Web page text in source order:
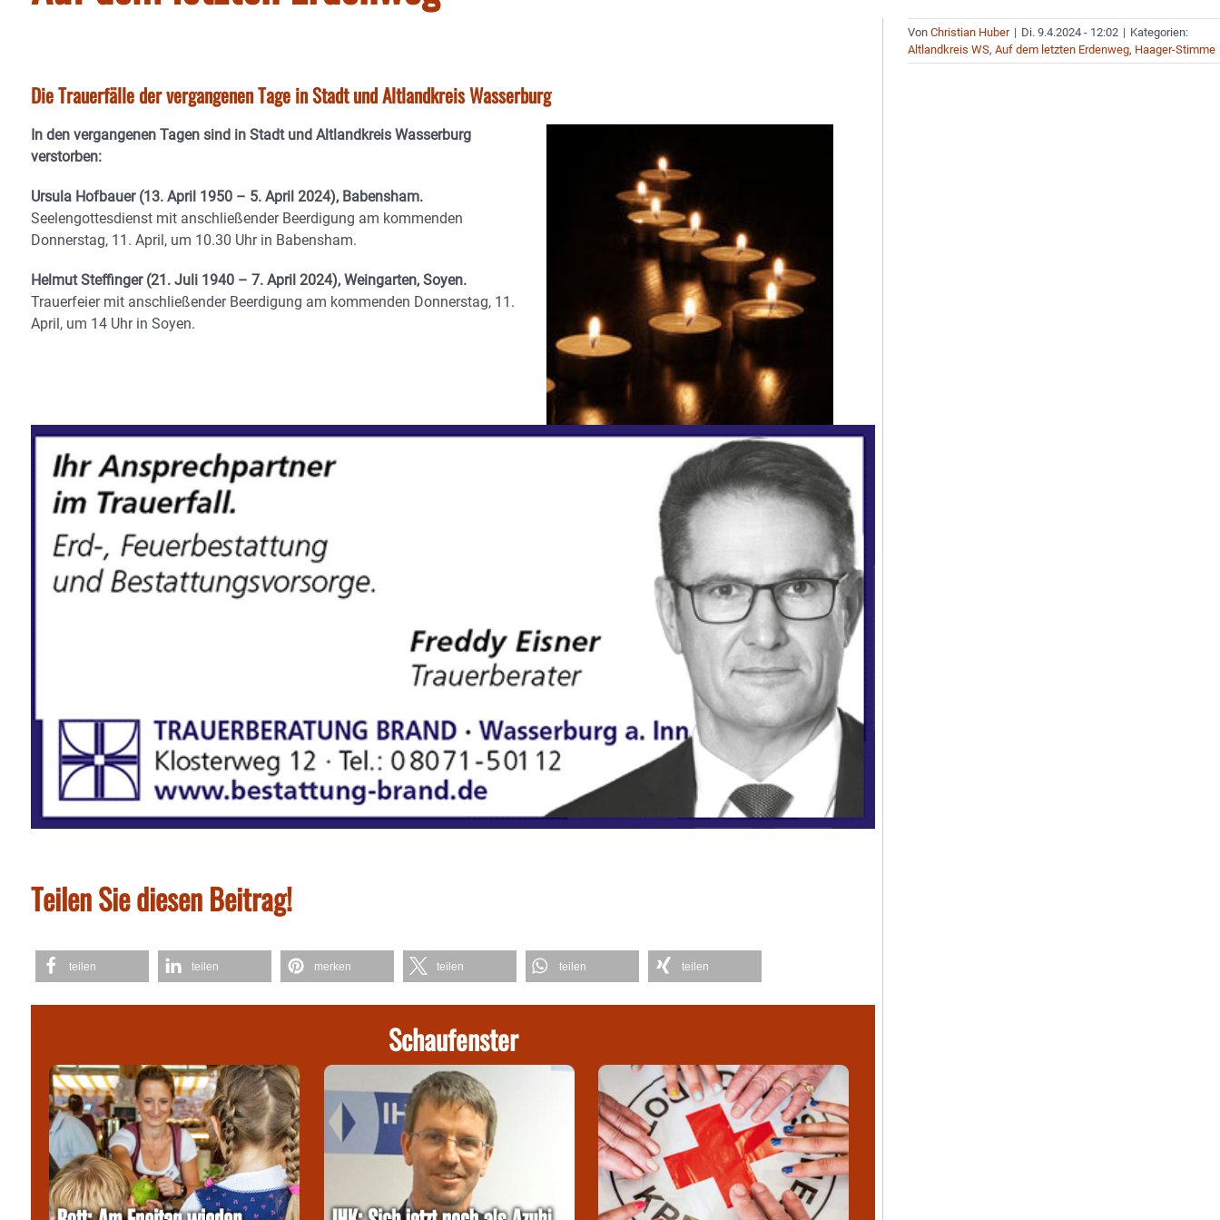
Die Trauerfälle der vergangenen Tage in Stadt und Altlandkreis Wasserburg
In den vergangenen Tagen sind in Stadt und Altlandkreis Wasserburg
verstorben:
Ursula Hofbauer (13. April 1950 – 5. April 2024), Babensham.
Seelengottesdienst mit anschließender Beerdigung am kommenden
Donnerstag, 11. April, um 10.30 Uhr in Babensham.
Helmut Steffinger (21. Juli 1940 – 7. April 2024), Weingarten, Soyen.
Trauerfeier mit anschließender Beerdigung am kommenden Donnerstag, 11.
April, um 14 Uhr in Soyen.
Teilen Sie diesen Beitrag!
teilen teilen merken teilen teilen teilen
Schaufenster
VonChristian Huber | Di. 9.4.2024 - 12:02 | Kategorien:
Altlandkreis WS,Auf dem letzten Erdenweg, Haager-Stimme